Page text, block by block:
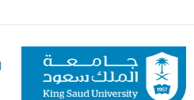
المحتوى
الرئيسي